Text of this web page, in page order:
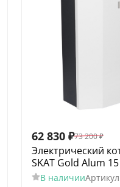
62 830 ₽73 200 ₽
Электрический
SKAT Gold Alum 15
В наличииАртикул